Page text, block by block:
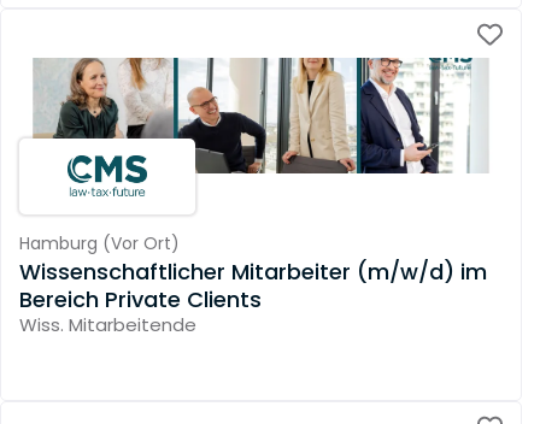
Hamburg (Vor Ort)
Wissenschaftlicher Mitarbeiter (m/w/d) im
Bereich Private Clients
Wiss. Mitarbeitende